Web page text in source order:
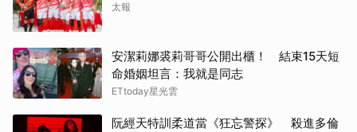
太報
安潔莉娜裘莉哥哥公開出櫃！ 結束15天短
命婚姻坦言：我就是同志
ETtoday星光雲
阮經天特訓柔道當《狂忘警探》 殺進多倫